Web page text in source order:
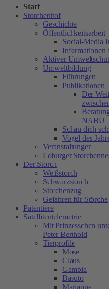
Start
Storchenhof
Geschichte
Öffentlichkeitsarbeit
Social-Media
Informationen
Aktiver
Umweltbildung
Führungen
Publikationen
Der
NABU
Schau dich
Vogel des
Veranstaltungen
Loburger
Der Storch
Weißstorch
Schwarzstorch
Storchenzug
Gefahren für Störche
Patentiere
Satellitentelemetrie
Mit Prinzesschen
Peter Berthold
Tierprofile
Mose
Claus
Gambia
Basuto
Marianne